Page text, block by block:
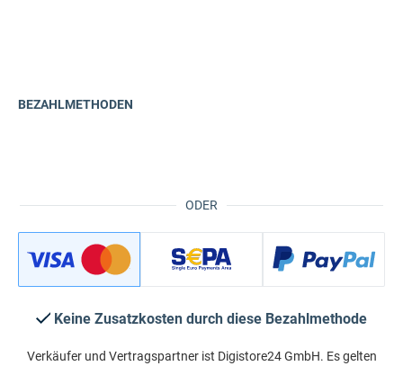
ODER
BEZAHLMETHODEN
Keine Zusatzkosten durch diese Bezahlmethode
Verkäufer und Vertragspartner ist Digistore24 GmbH. Es gelten